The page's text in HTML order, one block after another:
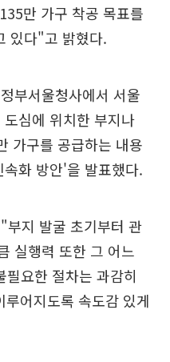
만 가구 착공 목표를
있다"고 밝혔다.
부서울청사에서 서울
심에 위치한 부지나
가구를 공급하는 내용
화 방안'을 발표했다.
부지 발굴 초기부터 관
실행력 또한 그 어느
요한 절차는 과감히
어지도록 속도감 있게